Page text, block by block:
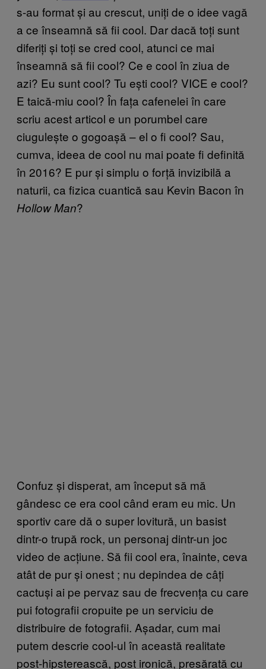
s-au format și au crescut, uniți de o idee vagă
a ce înseamnă să fii cool. Dar dacă toți sunt
diferiți și toți se cred cool, atunci ce mai
înseamnă să fii cool? Ce e cool în ziua de
azi? Eu sunt cool? Tu ești cool? VICE e cool?
E taică-miu cool? În fața cafenelei în care
scriu acest articol e un porumbel care
ciugulește o gogoașă – el o fi cool? Sau,
cumva, ideea de cool nu mai poate fi definită
în 2016? E pur și simplu o forță invizibilă a
naturii, ca fizica cuantică sau Kevin Bacon în
Hollow Man?
Confuz și disperat, am început să mă
gândesc ce era cool când eram eu mic. Un
sportiv care dă o super lovitură, un basist
dintr-o trupă rock, un personaj dintr-un joc
video de acțiune. Să fii cool era, înainte, ceva
atât de pur și onest ; nu depindea de câți
cactuși ai pe pervaz sau de frecvența cu care
pui fotografii cropuite pe un serviciu de
distribuire de fotografii. Așadar, cum mai
putem descrie cool-ul în această realitate
post-hipsterească, post ironică, presărată cu